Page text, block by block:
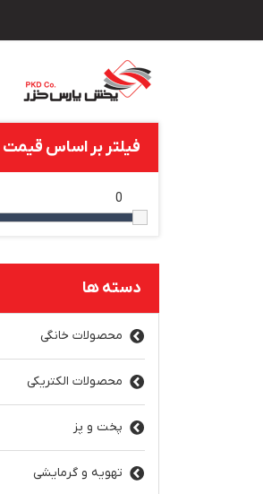
فیلتر بر اساس قیمت
0
دسته ها
محصولات خانگی
محصولات الکتریکی
پخت و پز
تهویه و گرمایشی